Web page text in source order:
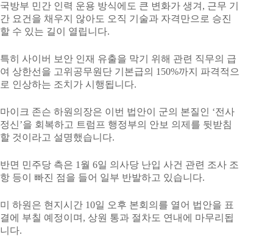
국방부 민간 인력 운용 방식에도 큰 변화가 생겨, 근무 기
간 요건을 채우지 않아도 오직 기술과 자격만으로 승진
할 수 있는 길이 열립니다.
특히 사이버 보안 인재 유출을 막기 위해 관련 직무의 급
여 상한선을 고위공무원단 기본급의 150%까지 파격적으
로 인상하는 조치가 시행됩니다.
마이크 존슨 하원의장은 이번 법안이 군의 본질인 ‘전사
정신’을 회복하고 트럼프 행정부의 안보 의제를 뒷받침
할 것이라고 설명했습니다.
반면 민주당 측은 1월 6일 의사당 난입 사건 관련 조사 조
항 등이 빠진 점을 들어 일부 반발하고 있습니다.
미 하원은 현지시간 10일 오후 본회의를 열어 법안을 표
결에 부칠 예정이며, 상원 통과 절차도 연내에 마무리됩
니다.